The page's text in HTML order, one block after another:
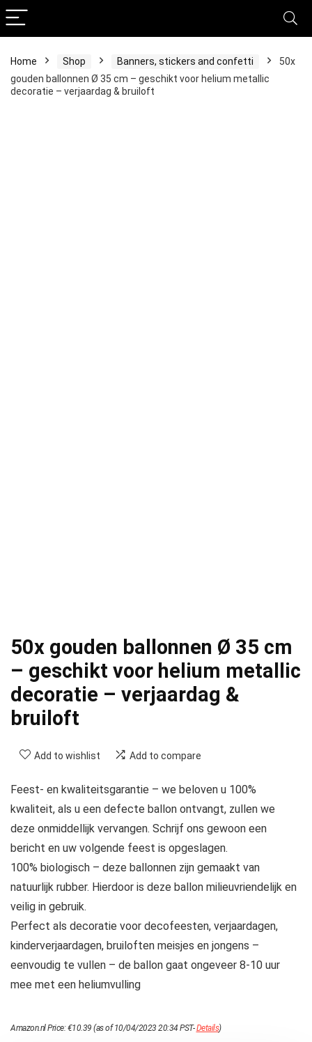
Home Shop Banners, stickers and confetti
50x
gouden ballonnen Ø 35 cm – geschikt voor helium metallic
decoratie – verjaardag & bruiloft
50x gouden ballonnen Ø 35 cm
– geschikt voor helium metallic
decoratie – verjaardag &
bruiloft
Add to wishlist Add to compare
Feest- en kwaliteitsgarantie – we beloven u 100%
kwaliteit, als u een defecte ballon ontvangt, zullen we
deze onmiddellijk vervangen. Schrijf ons gewoon een
bericht en uw volgende feest is opgeslagen.
100% biologisch – deze ballonnen zijn gemaakt van
natuurlijk rubber. Hierdoor is deze ballon milieuvriendelijk en
veilig in gebruik.
Perfect als decoratie voor decofeesten, verjaardagen,
kinderverjaardagen, bruiloften meisjes en jongens –
eenvoudig te vullen – de ballon gaat ongeveer 8-10 uur
mee met een heliumvulling
Amazon.nl Price:€10.39 (as of 10/04/2023 20:34 PST-Details)